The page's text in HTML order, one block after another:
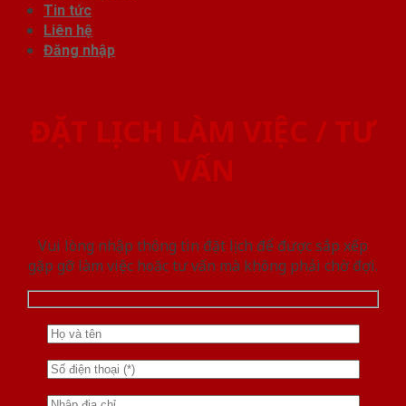
Tin tức
Liên hệ
Đăng nhập
ĐẶT LỊCH LÀM VIỆC / TƯ
VẤN
Vui lòng nhập thông tin đặt lịch để được sắp xếp
gặp gỡ làm việc hoăc tư vấn mà không phải chờ đợi.